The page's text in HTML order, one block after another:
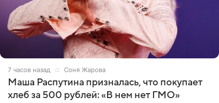
7 часов назад Соня Жарова
Маша Распутина призналась, что покупает
хлеб за 500 рублей: «В нем нет ГМО»